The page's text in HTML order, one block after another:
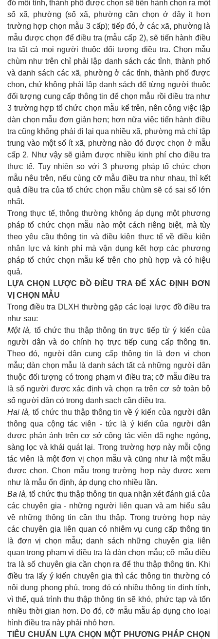
đó mỗi tỉnh, thành phố được chọn sẽ tiến hành chọn ra một
số xã, phường (số xã, phường cần chọn ở đây ít hơn
trường hợp chọn mẫu 3 cấp); tiếp đó, ở các xã, phường là
mẫu được chọn để điều tra (mẫu cấp 2), sẽ tiến hành điều
tra tất cả mọi người thuộc đối tượng điều tra. Chọn mẫu
chùm như trên chỉ phải lập danh sách các tỉnh, thành phố
và danh sách các xã, phường ở các tỉnh, thành phố được
chọn, chứ không phải lập danh sách đế từng người thuộc
đối tượng cung cấp thông tin để chọn mẫu rồi điều tra như
3 trường hợp tổ chức chọn mẫu kể trên, nên công việc lập
dàn chọn mẫu đơn giản hơn; hơn nữa việc tiến hành điều
tra cũng không phải đi lại qua nhiều xã, phường mà chỉ tập
trung vào một số ít xã, phường nào đó được chọn ở mẫu
cấp 2. Như vậy sẽ giảm được nhiều kinh phí cho điều tra
thực tế. Tuy nhiên so với 3 phương pháp tổ chức chọn
mẫu nêu trên, nếu cùng cỡ mẫu điều tra như nhau, thì kết
quả điều tra của tổ chức chọn mẫu chùm sẽ có sai số lớn
nhất.
Trong thực tế, thông thường không áp dụng một phương
pháp tổ chức chọn mẫu nào một cách riêng biệt, mà tùy
theo yêu cầu thông tin và điều kiện thực tế về điều kiện
nhân lực và kinh phí mà vận dụng kết hợp các phương
pháp tổ chức chọn mẫu kể trên cho phù hợp và có hiệu
quả.
LỰA CHỌN LƯỢC ĐỒ ĐIỀU TRA ĐỂ XÁC ĐỊNH ĐƠN
VỊ CHỌN MẪU
Trong điều tra DLXH thường gặp các loại lược đồ điều tra
như sau:
Một là, tổ chức thu thập thông tin trực tiếp từ ý kiến của
người dân và do chính họ trực tiếp cung cấp thông tin.
Theo đó, người dân cung cấp thông tin là đơn vị chọn
mẫu; dàn chọn mẫu là danh sách tất cả những người dân
thuộc đối tượng có trong phạm vi điều tra; cỡ mẫu điều tra
là số người được xác định và chọn ra trên cơ sở toàn bộ
số người dân có trong danh sach cần điều tra.
Hai là, tổ chức thu thập thông tin về ý kiến của người dân
thông qua cộng tác viên - tức là ý kiến của người dân
được phản ánh trên cơ sở cộng tác viên đã nghe ngóng,
sàng lọc và khái quát lại. Trong trường hợp này mỗi cộng
tác viên là một đơn vị chọn mẫu và cũng như là một mẫu
được chon. Chọn mẫu trong trường hợp này được xem
như là mẫu ổn định, áp dụng cho nhiều lần.
Ba là, tổ chức thu thập thông tin qua nhận xét đánh giá của
các chuyên gia - những người liên quan và am hiểu sâu
về những thông tin cần thu thập. Trong trường hợp này
các chuyên gia liên quan có nhiêm vụ cung cấp thông tin
là đơn vị chọn mẫu; danh sách những chuyên gia liên
quan trong phạm vi điều tra là dàn chọn mẫu; cỡ mẫu điều
tra là số chuyên gia cần chọn ra để thu thập thông tin. Khi
điều tra lấy ý kiến chuyên gia thì các thông tin thường có
nội dung phong phú, trong đó có nhiều thông tin định tính,
vì thế, quá trình thu thập thông tin sẽ khó, phức tạp và tốn
nhiều thời gian hơn. Do đó, cỡ mẫu mẫu áp dụng cho loại
hình điều tra này phải nhỏ hơn.
TIÊU CHUẨN LỰA CHỌN MỘT PHƯƠNG PHÁP CHỌN